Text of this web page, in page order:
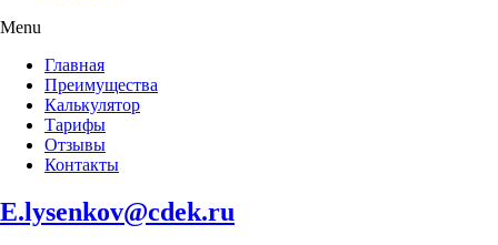
Menu
Главная
Преимущества
Калькулятор
Тарифы
Отзывы
Контакты
E.lysenkov@cdek.ru